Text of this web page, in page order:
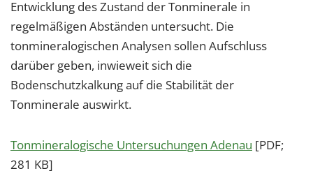
Entwicklung des Zustand der Tonminerale in
regelmäßigen Abständen untersucht. Die
tonmineralogischen Analysen sollen Aufschluss
darüber geben, inwieweit sich die
Bodenschutzkalkung auf die Stabilität der
Tonminerale auswirkt.
Tonmineralogische Untersuchungen Adenau [PDF;
281 KB]